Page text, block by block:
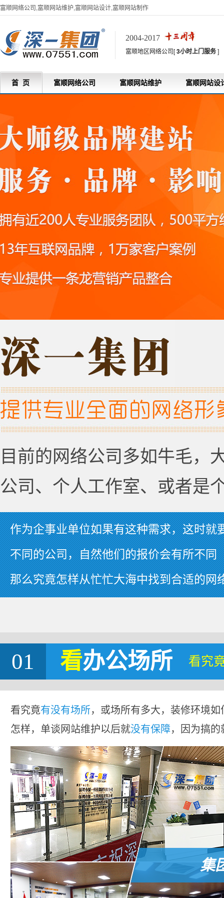
富顺网络公司,富顺网站维护,富顺网站设计,富顺网站制作
2004-2017
富顺地区网络公司[3小时上门服务]
首 页 富顺网络公司 富顺网站维护 富顺网站设
目前的网络公司多如牛毛，
公司、个人工作室、或者是
作为企事业单位如果有这种需求，这时就
不同的公司，自然他们的报价会有所不同
那么究竟怎样从忙忙大海中找到合适的网
01 看办公场所 看究
看究竟有没有场所，或场所有多大，装修环境
怎样，单谈网站维护以后就没有保障，因为搞
集